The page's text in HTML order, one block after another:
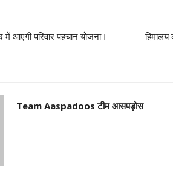
आएगी परिवार पहचान योजना।
Team Aaspadoos टीम आसपड़ोस